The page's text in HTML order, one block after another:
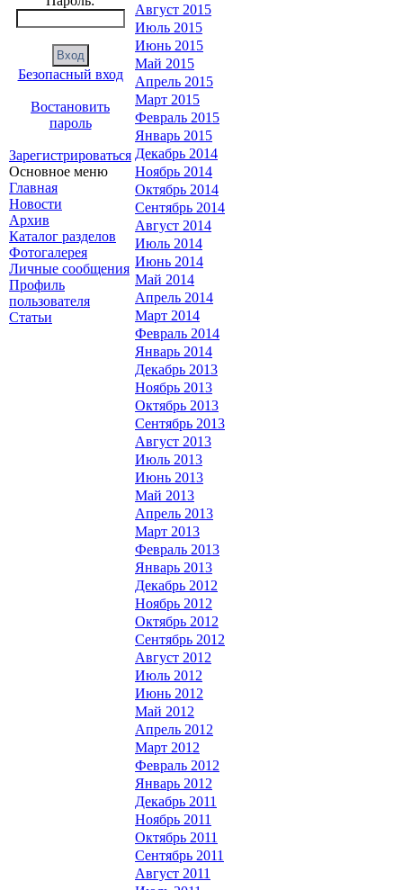
Безопасный вход
Востановить
пароль
Зарегистрироваться
Основное меню
Главная
Новости
Архив
Каталог разделов
Фотогалерея
Личные сообщения
Профиль
пользователя
Статьи
Август 2015
Июль 2015
Июнь 2015
Май 2015
Апрель 2015
Март 2015
Февраль 2015
Январь 2015
Декабрь 2014
Ноябрь 2014
Октябрь 2014
Сентябрь 2014
Август 2014
Июль 2014
Июнь 2014
Май 2014
Апрель 2014
Март 2014
Февраль 2014
Январь 2014
Декабрь 2013
Ноябрь 2013
Октябрь 2013
Сентябрь 2013
Август 2013
Июль 2013
Июнь 2013
Май 2013
Апрель 2013
Март 2013
Февраль 2013
Январь 2013
Декабрь 2012
Ноябрь 2012
Октябрь 2012
Сентябрь 2012
Август 2012
Июль 2012
Июнь 2012
Май 2012
Апрель 2012
Март 2012
Февраль 2012
Январь 2012
Декабрь 2011
Ноябрь 2011
Октябрь 2011
Сентябрь 2011
Август 2011